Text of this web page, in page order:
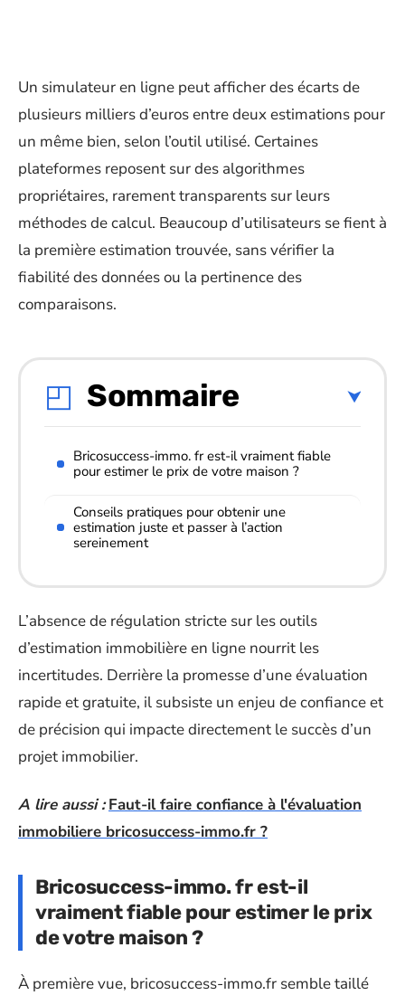
Un simulateur en ligne peut afficher des écarts de
plusieurs milliers d’euros entre deux estimations pour
un même bien, selon l’outil utilisé. Certaines
plateformes reposent sur des algorithmes
propriétaires, rarement transparents sur leurs
méthodes de calcul. Beaucoup d’utilisateurs se fient à
la première estimation trouvée, sans vérifier la
fiabilité des données ou la pertinence des
comparaisons.
Sommaire
Bricosuccess-immo. fr est-il vraiment fiable
pour estimer le prix de votre maison ?
Conseils pratiques pour obtenir une
estimation juste et passer à l’action
sereinement
L’absence de régulation stricte sur les outils
d’estimation immobilière en ligne nourrit les
incertitudes. Derrière la promesse d’une évaluation
rapide et gratuite, il subsiste un enjeu de confiance et
de précision qui impacte directement le succès d’un
projet immobilier.
A lire aussi : Faut-il faire confiance à l'évaluation
immobiliere bricosuccess-immo.fr ?
Bricosuccess-immo. fr est-il
vraiment fiable pour estimer le prix
de votre maison ?
À première vue, bricosuccess-immo.fr semble taillé